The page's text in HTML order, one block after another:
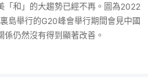
「和」的大趨勢已經不再。圖為2022
島舉行的G20峰會舉行期間會見中國
仍然沒有得到顯著改善。